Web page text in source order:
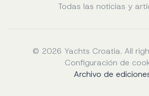
Todas las noticias y
© 2026 Yachts Croatia. All
Configuración de
Archivo de